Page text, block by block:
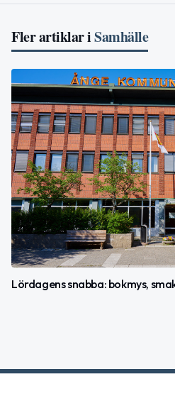
Fler artiklar iSamhälle
Lördagens snabba: bokmys,